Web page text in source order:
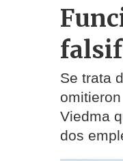
Se trata
Viedma
dos